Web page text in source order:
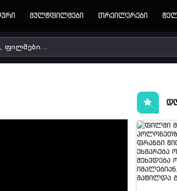
მულტფილმები თრეილერები